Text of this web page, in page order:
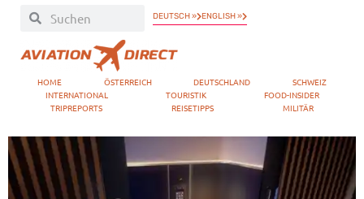
DEUTSCH » ENGLISH »
HOME ÖSTERREICH DEUTSCHLAND
SCHWEIZ
INTERNATIONAL
TOURISTIK
FOOD-INSIDER
TRIPREPORTS
REISETIPPS MILITÄR